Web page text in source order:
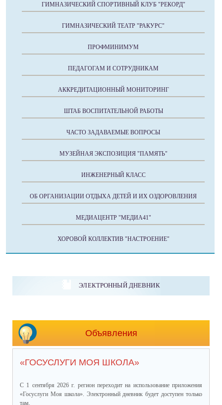
ГИМНАЗИЧЕСКИЙ СПОРТИВНЫЙ КЛУБ "РЕКОРД"
ГИМНАЗИЧЕСКИЙ ТЕАТР "РАКУРС"
ПРОФМИНИМУМ
ПЕДАГОГАМ И СОТРУДНИКАМ
АККРЕДИТАЦИОННЫЙ МОНИТОРИНГ
ШТАБ ВОСПИТАТЕЛЬНОЙ РАБОТЫ
ЧАСТО ЗАДАВАЕМЫЕ ВОПРОСЫ
МУЗЕЙНАЯ ЭКСПОЗИЦИЯ "ПАМЯТЬ"
ИНЖЕНЕРНЫЙ КЛАСС
ОБ ОРГАНИЗАЦИИ ОТДЫХА ДЕТЕЙ И ИХ ОЗДОРОВЛЕНИЯ
МЕДИАЦЕНТР "МЕДИА41"
ХОРОВОЙ КОЛЛЕКТИВ "НАСТРОЕНИЕ"
ЭЛЕКТРОННЫЙ ДНЕВНИК
Объявления
«ГОСУСЛУГИ МОЯ ШКОЛА»
С 1 сентября 2026 г. регион переходит на использование приложения
«Госуслуги Моя школа». Электронный дневник будет доступен только
там.